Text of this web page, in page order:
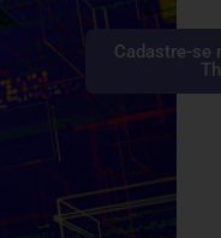
Cadastre-se